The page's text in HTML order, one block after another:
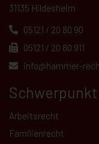
31135 Hildesheim
05121 / 20 80 90
05121 / 20 80 911
info@hammer-
Arbeitsrecht
Familienrecht